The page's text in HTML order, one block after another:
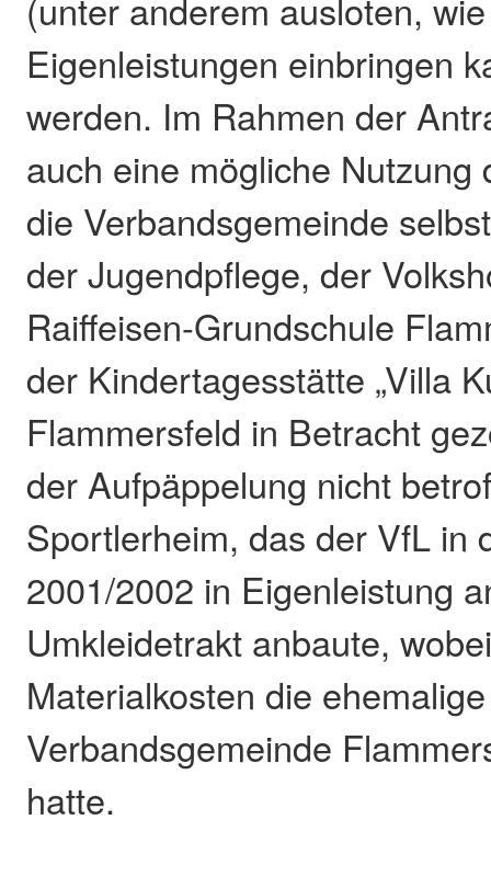
Eigenleistungen einbringen
werden. Im Rahmen der
auch eine mögliche Nutzung
die Verbandsgemeinde
der Jugendpflege, der
Raiffeisen-Grundschule
der Kindertagesstätte „Villa
Flammersfeld in Betracht
der Aufpäppelung nicht
Sportlerheim, das der VfL in
2001/2002 in Eigenleistung
Umkleidetrakt anbaute,
Materialkosten die ehemalige
Verbandsgemeinde
hatte.